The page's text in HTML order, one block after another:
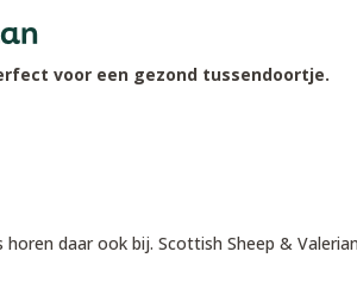
voor een gezond tussendoortje.
daar ook bij. Scottish Sheep &